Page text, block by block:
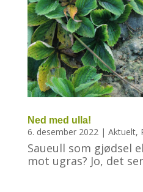
Ned med ulla!
6. desember 2022| Aktuelt,
Saueull som gjødsel
mot ugras? Jo, det